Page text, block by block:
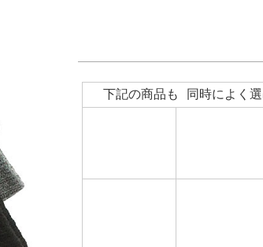
下記の商品も 同時によく選